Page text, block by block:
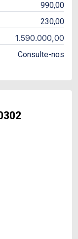
990,00
230,00
1.590.000,00
Consulte-nos